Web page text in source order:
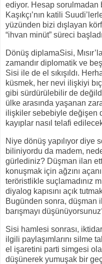
ediyor. Hesap sorulmadan
Kaşıkçı’nın katili
yüzünden bizi dışlayan
“ihvan minüt” süreci
Dönüş diplamaSisi,
zamandır diplomatik ve
Sisi ile de el sıkışıldı.
küsmek, her nevi ilişkiyi
gibi sürdürülebilir de
ülke arasında yaşanan
ilişkiler sebebiyle değişen
kayıplar nasıl telafi
Niye dönüş yapılıyor diye
biliniyordu da madem,
gürlediniz? Düşman ilan
konuşmak için ağzını
teröristlikle suçlamadınız
diyalog kapısını açık
Bugünden sonra, düşman
barışmayı
Sisi hamlesi sonrası,
ilgili paylaşımlarını silme
el işaretini parti simgesi
düşünerek yumuşak bir